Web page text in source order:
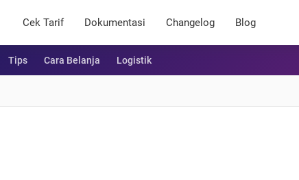
Cek Tarif Dokumentasi Changelog Blog
Tips Cara Belanja Logistik